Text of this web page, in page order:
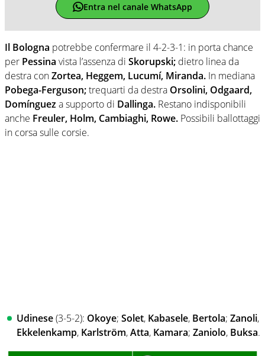
Entra nel canale WhatsApp
Il Bologna potrebbe confermare il 4-2-3-1: in porta chance
per Pessina vista l’assenza di Skorupski; dietro linea da
destra conZortea, Heggem, Lucumí, Miranda. In mediana
Pobega-Ferguson;trequarti da destra Orsolini, Odgaard,
Domíngueza supporto di Dallinga. Restano indisponibili
anche Freuler, Holm, Cambiaghi, Rowe. Possibili ballottaggi
in corsa sulle corsie.
Udinese(3-5-2): Okoye; Solet, Kabasele, Bertola; Zanoli,
Ekkelenkamp, Karlström,Atta, Kamara; Zaniolo, Buksa.